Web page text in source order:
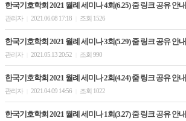
한국기호학회 2021 월례 세미나 4회(6.25) 줌 링크 공유 안내
관리자 2021.06.08 17:18 조회 1526
한국기호학회 2021 월례 세미나 3회(5.29) 줌 링크 공유 안내
관리자 2021.05.13 20:52 조회 990
한국기호학회 2021 월례 세미나 2회(4.24) 줌 링크 공유 안내
관리자 2021.04.09 14:56 조회 1022
한국기호학회 2021 월례 세미나 1회(3.27) 줌 링크 공유 안내